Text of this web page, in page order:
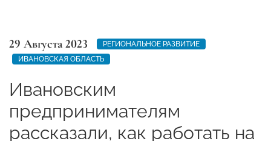
29 Августа 2023
РЕГИОНАЛЬНОЕ РАЗВИТИЕ
ИВАНОВСКАЯ ОБЛАСТЬ
Ивановским
предпринимателям
рассказали, как работать на